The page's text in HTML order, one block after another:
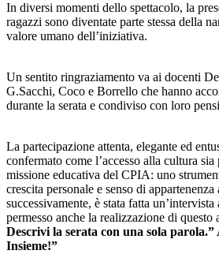
In diversi momenti dello spettacolo, la
ragazzi sono diventate parte stessa della
valore umano dell’iniziativa.
Un sentito ringraziamento va ai docenti
G.Sacchi, Coco e Borrello che hanno
durante la serata e condiviso con loro
La partecipazione attenta, elegante ed
confermato come l’accesso alla cultura
missione educativa del CPIA: uno
crescita personale e senso di
successivamente, è stata fatta
permesso anche la realizzazione di questo
Descrivi la serata con una sola
Insieme!”